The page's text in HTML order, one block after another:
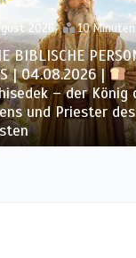
2026 9 Minuten
BIBLISCHE
| 03.08.2026 |
der Hoffnung